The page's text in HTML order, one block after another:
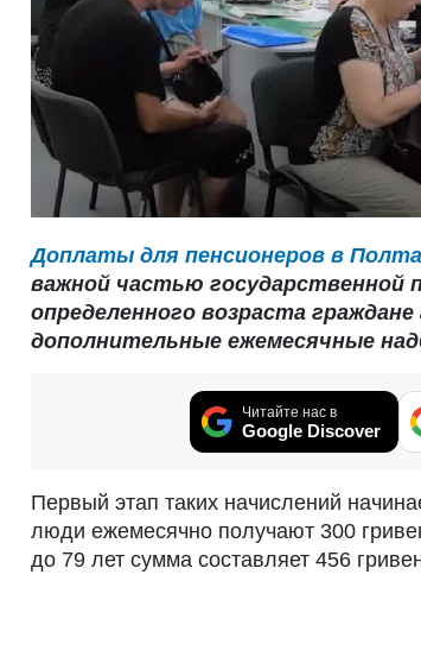
Доплаты для пенсионеров в
важной частью государственной
определенного возраста
дополнительные ежемесячные
Читайте нас в
Google Discover
Первый этап таких начислений
люди ежемесячно получают 300
до 79 лет сумма составляет 456